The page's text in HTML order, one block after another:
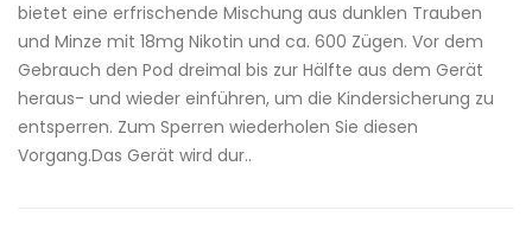
bietet eine erfrischende Mischung aus dunklen Trauben
und Minze mit 18mg Nikotin und ca. 600 Zügen. Vor dem
Gebrauch den Pod dreimal bis zur Hälfte aus dem Gerät
heraus- und wieder einführen, um die Kindersicherung zu
entsperren. Zum Sperren wiederholen Sie diesen
Vorgang.Das Gerät wird dur..